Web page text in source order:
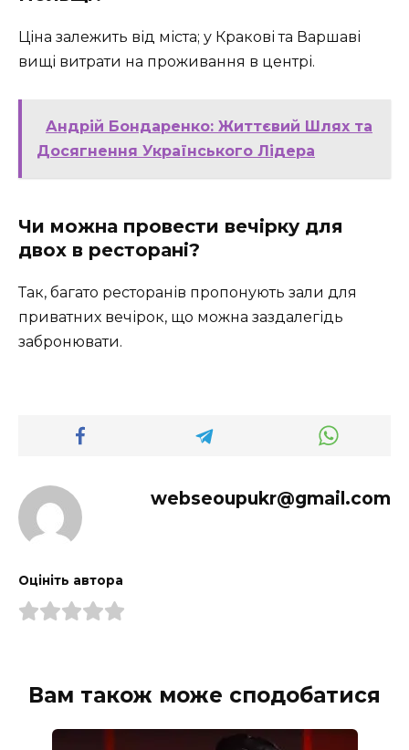
Ціна залежить від міста; у Кракові та Варшаві
вищі витрати на проживання в центрі.
Андрій Бондаренко: Життєвий Шлях та
Досягнення Українського Лідера
Чи можна провести вечірку для
двох в ресторані?
Так, багато ресторанів пропонують зали для
приватних вечірок, що можна заздалегідь
забронювати.
webseoupukr@gmail.com
Оцініть автора
Вам також може сподобатися